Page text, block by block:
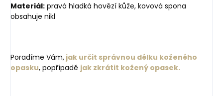
Materiál: pravá hladká hovězí kůže, kovová spona
obsahuje nikl
Poradíme Vám, jak určit správnou délku koženého
opasku, popřípadě jak zkrátit kožený opasek.